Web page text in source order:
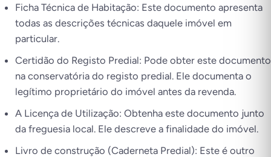
Ficha Técnica de Habitação: Este documento apresenta
todas as descrições técnicas daquele imóvel em
particular.
Certidão do Registo Predial: Pode obter este documento
na conservatória do registo predial. Ele documenta o
legítimo proprietário do imóvel antes da revenda.
A Licença de Utilização: Obtenha este documento junto
da freguesia local. Ele descreve a finalidade do imóvel.
Livro de construção (Caderneta Predial): Este é outro